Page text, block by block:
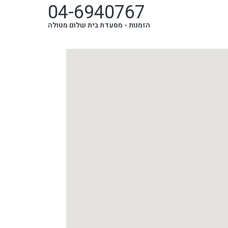
04-6940767
הזמנות - מסעדת בית שלום מטולה